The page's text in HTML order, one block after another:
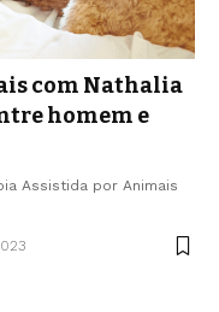
com Nathalia
homem e
Assistida por Animais